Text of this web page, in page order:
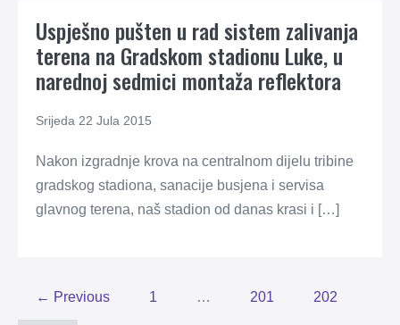
Uspješno pušten u rad sistem zalivanja
terena na Gradskom stadionu Luke, u
narednoj sedmici montaža reflektora
Srijeda 22 Jula 2015
Nakon izgradnje krova na centralnom dijelu tribine
gradskog stadiona, sanacije busjena i servisa
glavnog terena, naš stadion od danas krasi i […]
← Previous 1 … 201 202